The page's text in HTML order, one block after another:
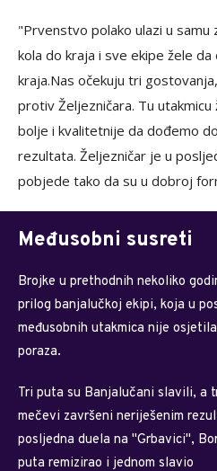
"Prvenstvo polako ulazi u
kola do kraja i sve ekipe žele
kraja.Nas očekuju tri
protiv Željezničara. Tu
bolje i kvalitetnije da dođemo
rezultata. Željezničar je u
pobjede tako da su u dobroj
Međusobni susreti
Brojke u prethodnih nekoliko
prilog banjalučkoj ekipi, koja u
međusobnih utakmica nije
poraza.
Tri puta su Banjalučani slavili, a
mečevi završeni neriješenim
posljedna duela na "Grbavici",
puta remizirao i jednom slavio